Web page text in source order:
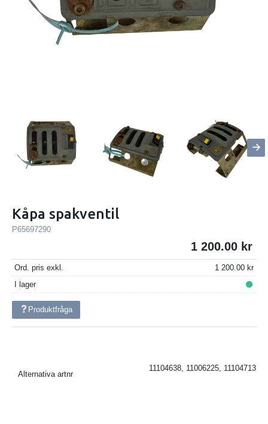
Kåpa spakventil
P65697290
1 200.00
Ord. pris exkl.
1 200.00
I lager
Produktfråga
Alternativa artnr
11104638, 11006225, 11104713